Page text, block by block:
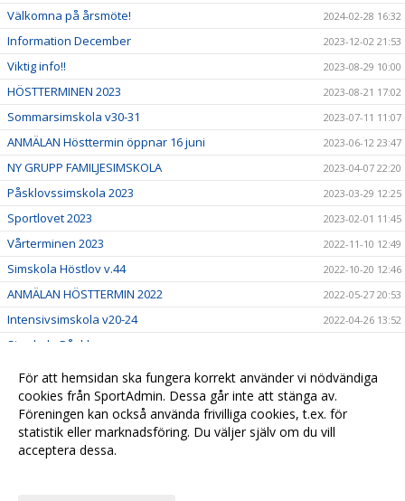
Välkomna på årsmöte! 2024-02-28 16:32
Information December 2023-12-02 21:53
Viktig info!! 2023-08-29 10:00
HÖSTTERMINEN 2023 2023-08-21 17:02
Sommarsimskola v30-31 2023-07-11 11:07
ANMÄLAN Hösttermin öppnar 16 juni 2023-06-12 23:47
NY GRUPP FAMILJESIMSKOLA 2023-04-07 22:20
Påsklovssimskola 2023 2023-03-29 12:25
Sportlovet 2023 2023-02-01 11:45
Vårterminen 2023 2022-11-10 12:49
Simskola Höstlov v.44 2022-10-20 12:46
ANMÄLAN HÖSTTERMIN 2022 2022-05-27 20:53
Intensivsimskola v20-24 2022-04-26 13:52
Simskola Påsklov
Återanmälan 2021-12-01 00:35
Välkomna till vår nya hemsida! 2021-10-05 09:56
Söker ledare till ASK 2021-10-02 10:09
För att hemsidan ska fungera korrekt använder vi nödvändiga
cookies från SportAdmin. Dessa går inte att stänga av.
Föreningen kan också använda frivilliga cookies, t.ex. för
statistik eller marknadsföring. Du väljer själv om du vill
acceptera dessa.